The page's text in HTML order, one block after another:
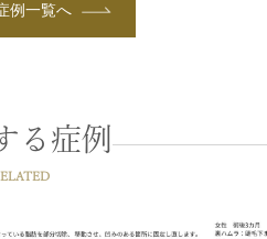
例一覧へ
る症例